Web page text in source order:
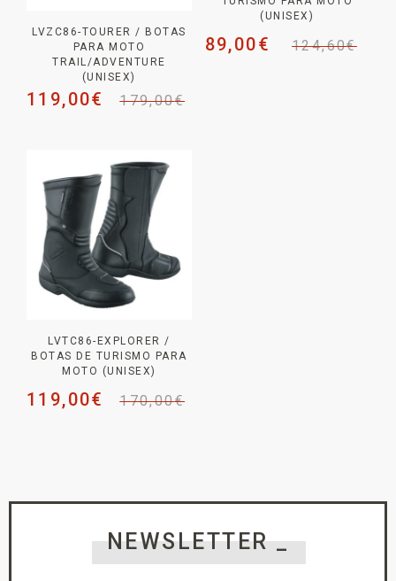
LVZC86-TOURER / BOTAS
PARA MOTO
TRAIL/ADVENTURE
(UNISEX)
179,00€
119,00€
(UNISEX)
124,60€
89,00€
LVTC86-EXPLORER /
BOTAS DE TURISMO PARA
MOTO (UNISEX)
170,00€
119,00€
NEWSLETTER _